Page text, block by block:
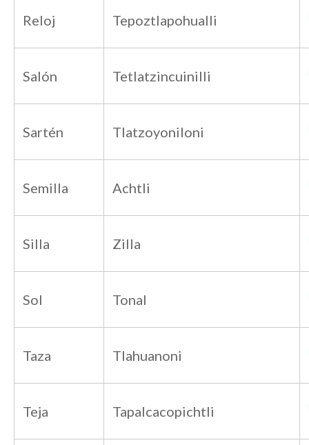
Reloj Tepoztlapohualli
Salón Tetlatzincuinilli
Sartén Tlatzoyoniloni
Semilla Achtli
Silla Zilla
Sol Tonal
Taza Tlahuanoni
Teja Tapalcacopichtli